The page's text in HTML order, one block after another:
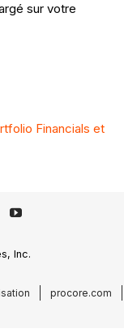
sur votre
Financials et
Inc.
procore.com